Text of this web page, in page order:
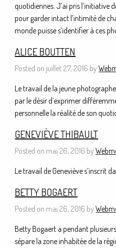
quotidiennes. J’ai pris l’initiative
pour garder intact l’intimité de
monde puisse s’identifier à ces
ALICE BOUTTEN
Posted on juillet 27, 2016 by
Le travail de la jeune
par le désir d’exprimer
personnelle la réalité de son
GENEVIÈVE THIBAULT
Posted on mai 26, 2016 by
Le travail de Geneviève s’inscrit
BETTY BOGAERT
Posted on mai 26, 2016 by
Betty Bogaert a pendant
sépare la zone inhabitée de la